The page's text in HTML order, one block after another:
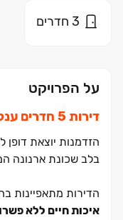
3 חדרים
על הפרויקט
דירות ‏5 חדרים ענקיות למכירה בפרויקט "ארנונה רזידנס" ‏– חוויית המגורים הגדולה ביותר בארנונה
הזדמנות יוצאת דופן לדירת ‏5 חדרים גדולה במיוחד למכירה בפרויקט "ארנונה
בלב שכונת ארנונה המבוקשת, תוכננו שני
הדירות מתאפיינות
איכות חיים ללא